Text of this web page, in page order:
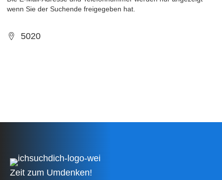
wenn Sie der Suchende freigegeben hat.
5020
Zeit zum Umdenken!